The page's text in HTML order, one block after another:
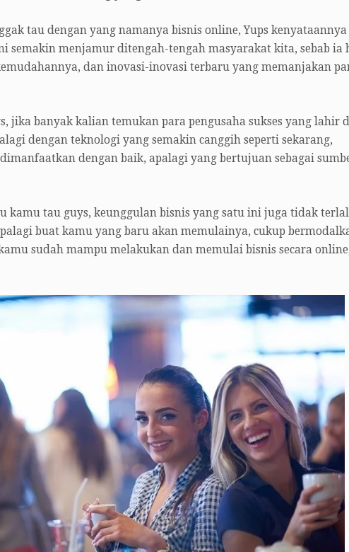
tau dengan yang namanya bisnis online, Yups kenyataannya
semakin menjamur ditengah-tengah masyarakat kita, sebab ia
dan inovasi-inovasi terbaru yang memanjakan
jika banyak kalian temukan para pengusaha sukses yang lahir
dengan teknologi yang semakin canggih seperti sekarang,
dengan baik, apalagi yang bertujuan sebagai
kamu tau guys, keunggulan bisnis yang satu ini juga tidak
buat kamu yang baru akan memulainya, cukup
sudah mampu melakukan dan memulai bisnis secara